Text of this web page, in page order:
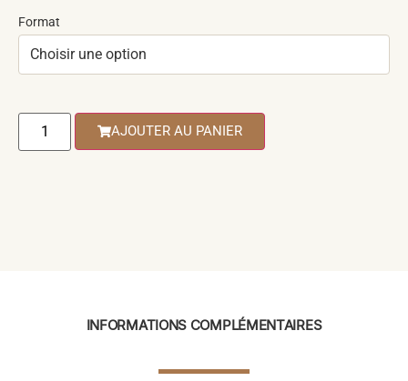
Format
AJOUTER AU PANIER
INFORMATIONS COMPLÉMENTAIRES